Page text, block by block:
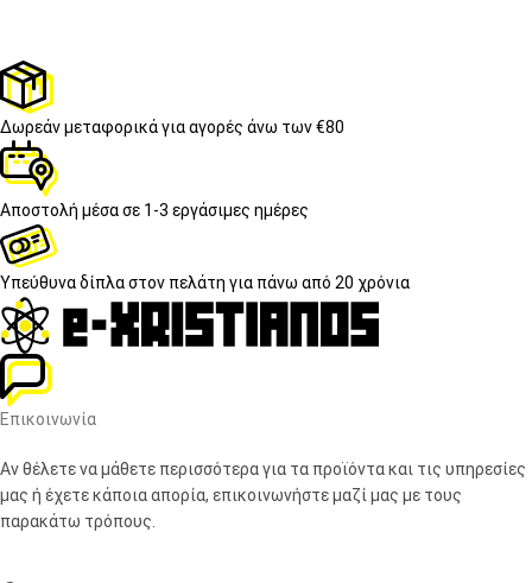
Δωρεάν μεταφορικάγια αγορές άνω των €80
Αποστολή μέσα σε 1-3 εργάσιμες ημέρες
Υπεύθυνα δίπλα στον πελάτη για πάνω από 20 χρόνια
Επικοινωνία
Αν θέλετε να μάθετε περισσότερα για τα προϊόντα και τις υπηρεσίες
μας ή έχετε κάποια απορία, επικοινωνήστε μαζί μας με τους
παρακάτω τρόπους.